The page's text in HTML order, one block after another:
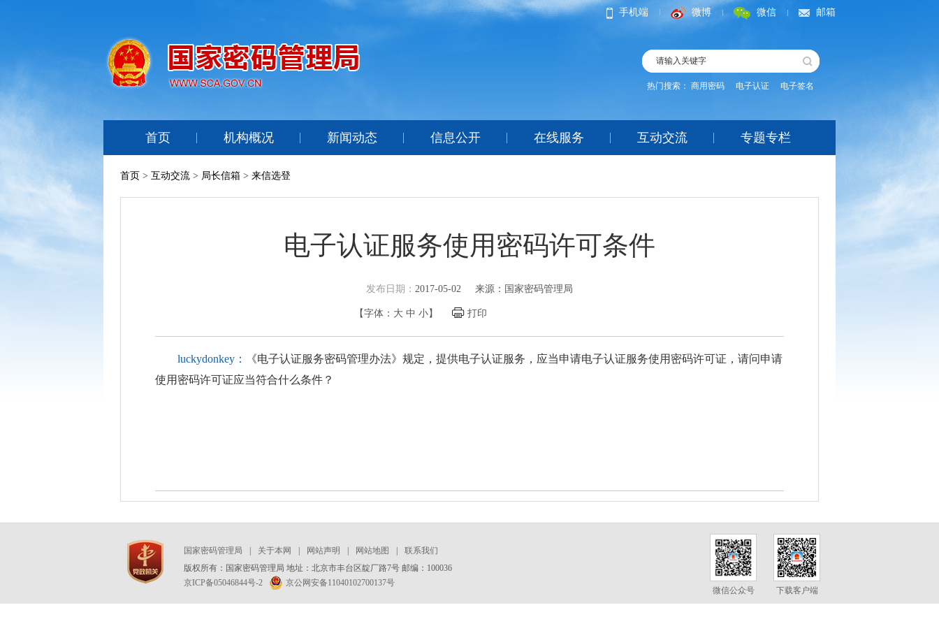
手机端 微博 微信 邮箱
热门搜索： 商用密码 电子认证 电子签名
首页 机构概况 新闻动态 信息公开 在线服务 互动交流 专题专栏
首页 > 互动交流 > 局长信箱 > 来信选登
电子认证服务使用密码许可条件
发布日期： 2017-05-02 来源：国家密码管理局
【字体： 大 中 小】 打印
luckydonkey：
《电子认证服务密码管理办法》规定，提供电子认证服务，应当申请电子认证服务使用密码许可证，请问申请
使用密码许可证应当符合什么条件？
国家密码管理局 关于本网 网站声明 网站地图
联系我们
版权所有：国家密码管理局 地址：北京市丰台区靛厂路7号 邮编：100036
京ICP备05046844号-2
京公网安备11040102700137号
微信公众号 下载客户端